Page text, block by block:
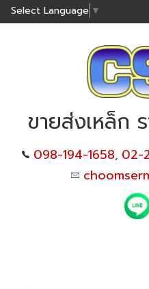
Select Language ▼
ขายส่งเหล็ก
098-194-1658, 02-